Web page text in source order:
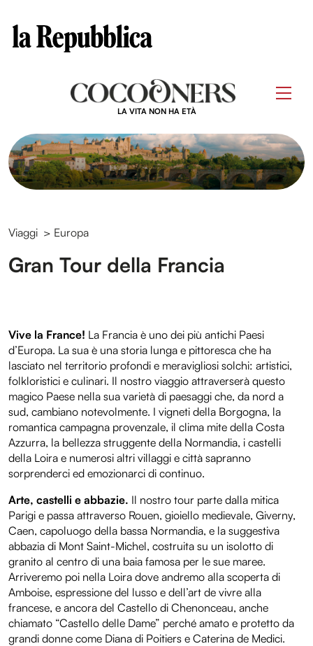
LA VITA NON HA ETÀ
Viaggi > Europa
Gran Tour della Francia
Vive la France! La Francia è uno dei più antichi Paesi
d’Europa. La sua è una storia lunga e pittoresca che ha
lasciato nel territorio profondi e meravigliosi solchi: artistici,
folkloristici e culinari. Il nostro viaggio attraverserà questo
magico Paese nella sua varietà di paesaggi che, da nord a
sud, cambiano notevolmente. I vigneti della Borgogna, la
romantica campagna provenzale, il clima mite della Costa
Azzurra, la bellezza struggente della Normandia, i castelli
della Loira e numerosi altri villaggi e città sapranno
sorprenderci ed emozionarci di continuo.
Arte, castelli e abbazie. Il nostro tour parte dalla mitica
Parigi e passa attraverso Rouen, gioiello medievale, Giverny,
Caen, capoluogo della bassa Normandia, e la suggestiva
abbazia di Mont Saint-Michel, costruita su un isolotto di
granito al centro di una baia famosa per le sue maree.
Arriveremo poi nella Loira dove andremo alla scoperta di
Amboise, espressione del lusso e dell’art de vivre alla
francese, e ancora del Castello di Chenonceau, anche
chiamato “Castello delle Dame” perché amato e protetto da
grandi donne come Diana di Poitiers e Caterina de Medici.